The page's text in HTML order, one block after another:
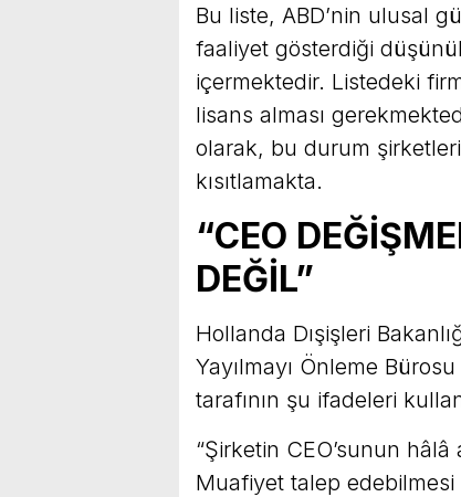
Bu liste, ABD’nin ulusal
faaliyet gösterdiği
içermektedir. Listedeki
lisans alması
olarak, bu durum
kısıtlamakta.
“CEO
DEĞİL”
Hollanda Dışişleri
Yayılmayı Önleme
tarafının şu ifadeleri
“Şirketin CEO’sunun
Muafiyet talep edebilmesi